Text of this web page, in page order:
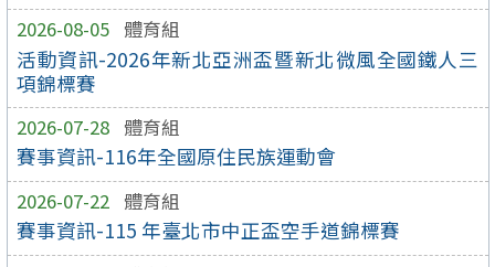
2026-08-05 體育組
活動資訊-2026年新北亞洲盃暨新北微風全國鐵人三
項錦標賽
2026-07-28 體育組
賽事資訊-116年全國原住民族運動會
2026-07-22 體育組
賽事資訊-115 年臺北市中正盃空手道錦標賽